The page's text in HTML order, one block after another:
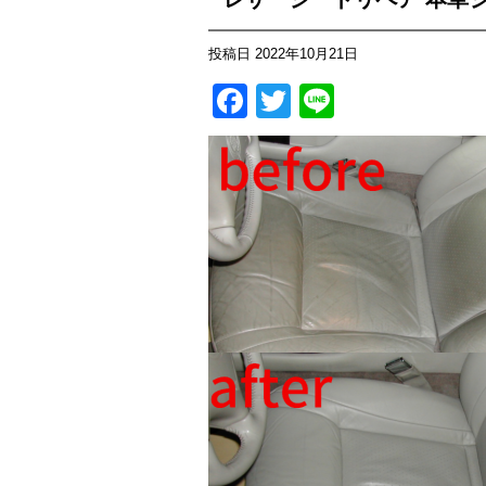
投稿日 2022年10月21日
Facebook
Twitter